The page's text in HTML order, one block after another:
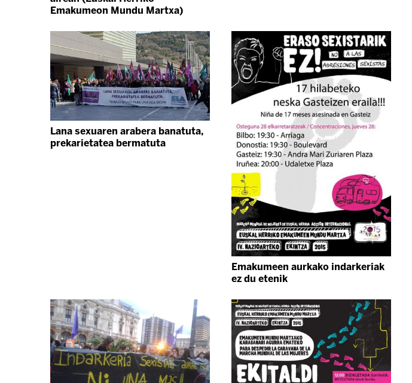
Emakumeon Mundu Martxa)
Lana sexuaren arabera banatuta,
prekarietatea bermatuta
Emakumeen aurkako indarkeriak
ez du etenik